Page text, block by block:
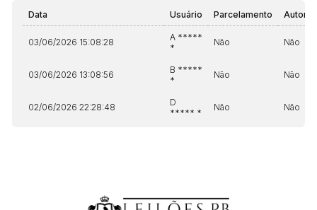
Data Usuário Parcelamento
03/06/2026 15:08:28
A *****
*
Não Não
03/06/2026 13:08:56
B *****
*
Não Não
02/06/2026 22:28:48
D
***** *
Não Não